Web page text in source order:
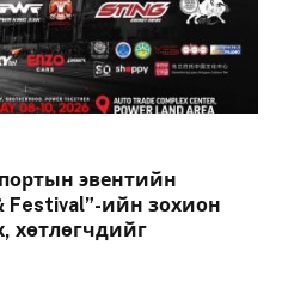
эвентийн
Festival”-ийн зохион
хөтлөгчдийг